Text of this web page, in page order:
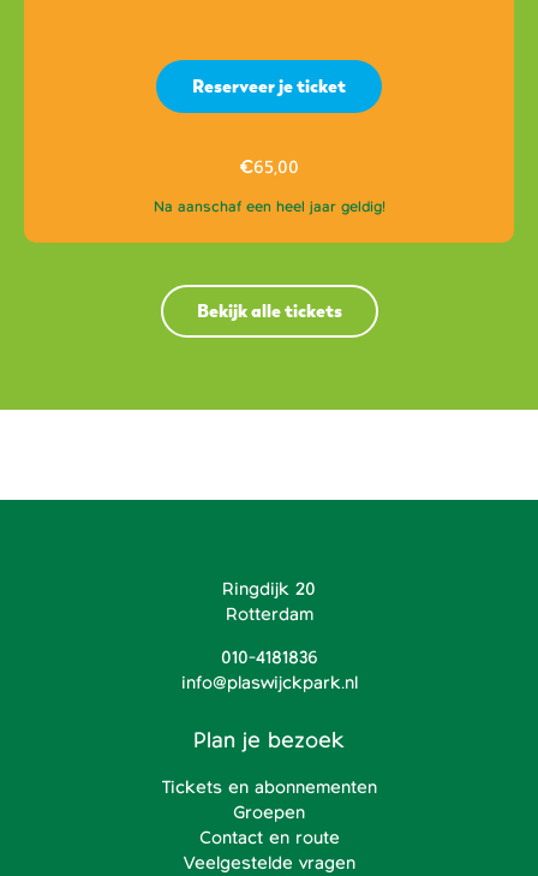
Reserveer je ticket
€65,00
Na aanschaf een heel jaar geldig!
Bekijk alle tickets
Ringdijk 20
Rotterdam
010-4181836
info@plaswijckpark.nl
Plan je bezoek
Tickets en abonnementen
Groepen
Contact en route
Veelgestelde vragen